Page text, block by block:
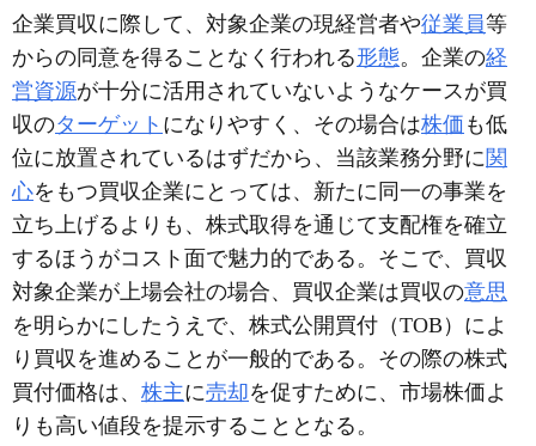
企業買収に際して、対象企業の現経営者や従業員等
からの同意を得ることなく行われる形態。企業の経
営資源が十分に活用されていないようなケースが買
収のターゲット になりやすく、その場合は株価 も低
位に放置されているはずだから、当該業務分野に関
心をもつ買収企業にとっては、新たに同一の事業を
立ち上げるよりも、株式取得を通じて支配権を確立
するほうがコスト面で魅力的である。そこで、買収
対象企業が上場会社の場合、買収企業は買収の意思
を明らかにしたうえで、株式公開買付（TOB）によ
り買収を進めることが一般的である。その際の株式
買付価格は、 株主に売却を促すために、市場株価よ
りも高い値段を提示することとなる。